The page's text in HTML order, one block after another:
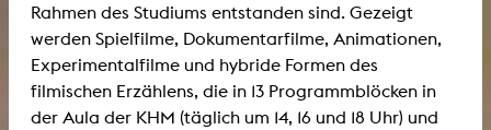
Rahmen des Studiums entstanden sind. Gezeigt
werden Spielfilme, Dokumentarfilme, Animationen,
Experimentalfilme und hybride Formen des
filmischen Erzählens, die in 13 Programmblöcken in
der Aula der KHM (täglich um 14, 16 und 18 Uhr) und